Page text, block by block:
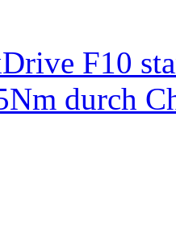
F10
durch